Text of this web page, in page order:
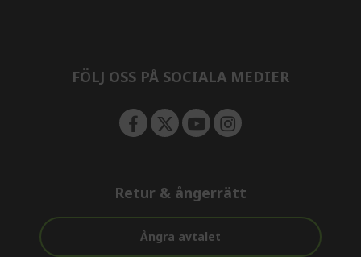
FÖLJ OSS PÅ SOCIALA MEDIER
Retur & ångerrätt
Ångra avtalet